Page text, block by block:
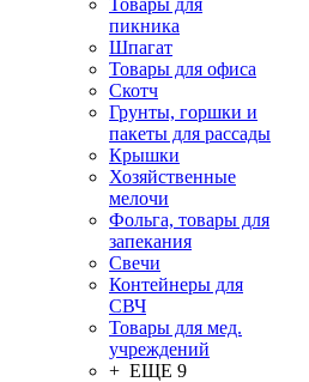
Товары для
пикника
Шпагат
Товары для офиса
Скотч
Грунты, горшки и
пакеты для рассады
Крышки
Хозяйственные
мелочи
Фольга, товары для
запекания
Свечи
Контейнеры для
СВЧ
Товары для мед.
учреждений
+ ЕЩЕ 9